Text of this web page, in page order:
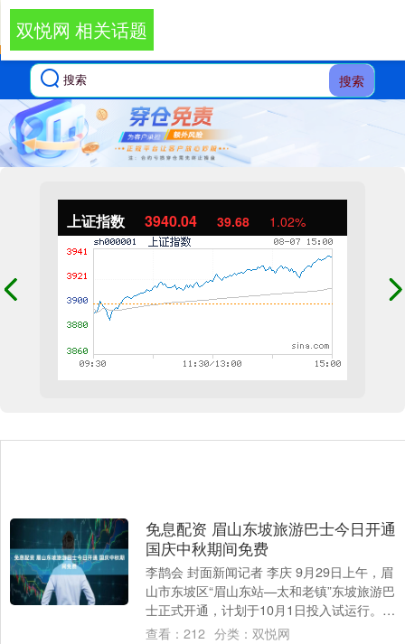
搜索
上证指数 3940.04 39.68 1.02%
双悦网 相关话题
免息配资 眉山东坡旅游巴士今日开通
国庆中秋期间免费
李鹊会 封面新闻记者 李庆 9月29日上午，眉
山市东坡区“眉山东站—太和老镇”东坡旅游巴
士正式开通，计划于10月1日投入试运行。6
辆各具主题特色的旅游大巴化身“....
查看： 212 分类： 双悦网